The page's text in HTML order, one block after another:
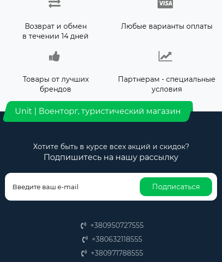
Возврат и обмен
в течении 14 дней
Любые варианты оплаты
Товары от лучших
брендов
Партнерам - специальные
условия
Unit | Военторг, туристический магазин
Хотите быть в курсе всех акций и скидок?
Подпишитесь на нашу рассылку
Подписаться
+380950727555
+380632118555
+380971788555